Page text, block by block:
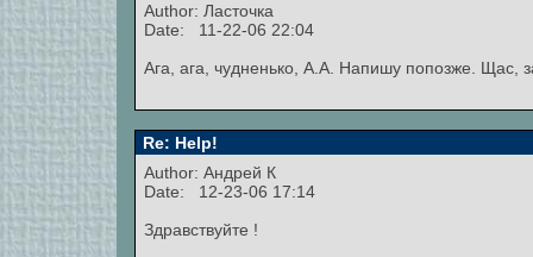
Author: Ласточка
Date: 11-22-06 22:04
Ага, ага, чудненько, А.А. Напишу попозже. Щас,
Re: Help!
Author: Андрей К
Date: 12-23-06 17:14
Здравствуйте !